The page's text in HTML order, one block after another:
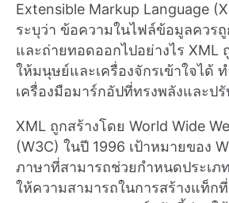
Extensible Markup Language
ระบุว่า ข้อความในไฟล์ข้อมูลควรถู
และถ่ายทอดออกไปอย่างไร XML
ให้มนุษย์และเครื่องจักรเข้าใจได้
เครื่องมือมาร์กอัปที่ทรงพลังและป
XML ถูกสร้างโดย World Wide
(W3C) ในปี 1996 เป้าหมายของ
ภาษาที่สามารถช่วยกำหนดประเภ
ให้ความสามารถในการสร้างแท็ก